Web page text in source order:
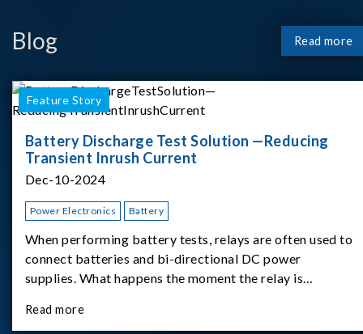
Blog Read more
Feature Story
Battery Discharge Test Solution —Reducing
Transient Inrush Current
Dec-10-2024
Power Electronics Battery
When performing battery tests, relays are often used to
connect batteries and bi-directional DC power
supplies. What happens the moment the relay is
experimental equipment for this study.provides an
Read more